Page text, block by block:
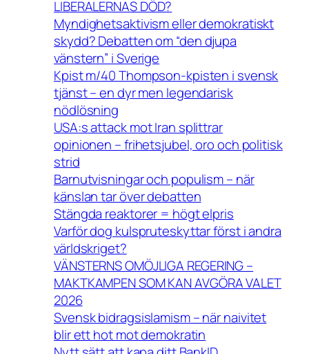
LIBERALERNAS DÖD?
Myndighetsaktivism eller demokratiskt
skydd? Debatten om “den djupa
vänstern” i Sverige
Kpist m/40 Thompson-kpisten i svensk
tjänst – en dyr men legendarisk
nödlösning
USA:s attack mot Iran splittrar
opinionen – frihetsjubel, oro och politisk
strid
Barnutvisningar och populism – när
känslan tar över debatten
Stängda reaktorer = högt elpris
Varför dog kulspruteskyttar först i andra
världskriget?
VÄNSTERNS OMÖJLIGA REGERING –
MAKTKAMPEN SOM KAN AVGÖRA VALET
2026
Svensk bidragsislamism – när naivitet
blir ett hot mot demokratin